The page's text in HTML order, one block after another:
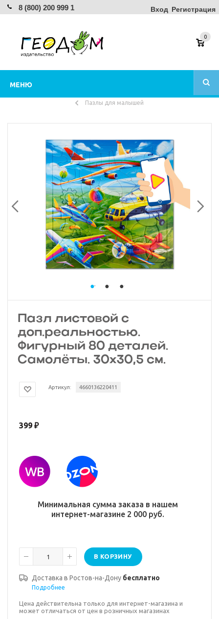
8 (800) 200 999 1 Вход Регистрация
МЕНЮ
0
Пазлы для малышей
Пазл листовой с
доп.реальностью.
Фигурный 80 деталей.
Самолёты. 30х30,5 см.
Артикул: 4660136220411
399 ₽
Минимальная сумма заказа в нашем
интернет-магазине 2 000 руб.
В КОРЗИНУ
Доставка в Ростов-на-Дону бесплатно
Подробнее
Цена действительна только для интернет-магазина и
может отличаться от цен в розничных магазинах